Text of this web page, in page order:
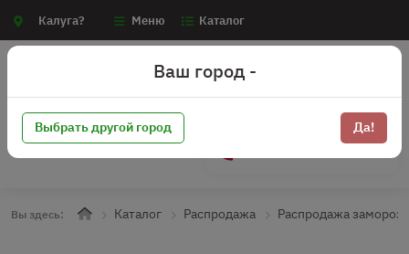
Калуга? Меню Каталог
Вы здесь: Каталог Распродажа Распродажа
Ваш город -
Выбрать другой город Да!